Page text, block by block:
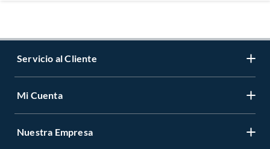
Servicio al Cliente
Contáctanos
Mi Cuenta
Registrate
Nuestra Empresa